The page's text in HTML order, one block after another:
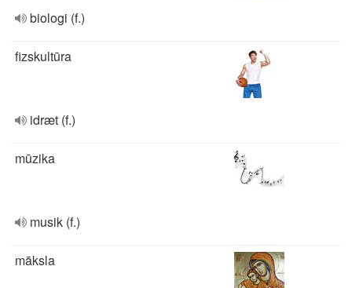
biologi (f.)
fizskultūra
idræt (f.)
mūzika
musik (f.)
māksla